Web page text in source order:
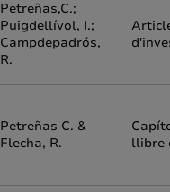
Petreñas,C.;
Puigdellívol, I.;
Campdepadrós,
R.
Petreñas C. &
Flecha, R.
llibre